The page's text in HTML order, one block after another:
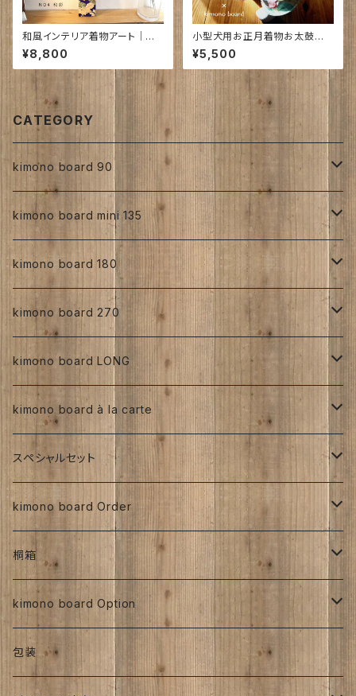
和風インテリア着物アート｜和
彩（わさい）720×95×18㎜
¥8,800
小型犬用お正月着物お太鼓帯
付｜粋[ inase×牡丹]
¥5,500
CATEGORY
kimono board 90
正絹
縮緬
kimono board mini 135
正絹
手書き
型染め
その他、紅型、ろうけつ等
大正着物 ビンテージ品
京都三年坂
ち江すさん
京友禅
銘仙
人絹
手書き
型染め
その他、紅型、ろうけつ
その他
銘仙
kimono board 180
正絹
手書き
型染め
その他、紅型、ろうけつ等
人絹
手書き
型染め
その他、紅型、ろうけつ等
その他
交織
大正浪漫
ビンテージ古布
kimono board 270
正絹
ろうけつ染め
ち江すさん
工房チリントゥさん
京友禅
金彩加工
大正着物｜古布
人絹
その他
交織
大正浪漫
ビンテージ古布
kimono board LONG
正絹
書入り
伊藤瑞賢氏
ち江すさん
ろうけつ染め
人絹
その他
ち江すさん
kimono board à la carte
正絹
明治着物
大正着物
昭和初期着物
昭和中期着物
人絹
金彩加工
その他
ち江すさん
銘仙
スペシャルセット
太山寺SET ／ 珈琲と焼き菓子セット
お茶と和菓子セット
太山寺SELECT ／ 珈琲＆amp;焼き菓子セット
kimono board Order
正絹
大正着物
人絹
その他
桐箱
270角
オーダーサイズ
kimono board Option
正絹
包装